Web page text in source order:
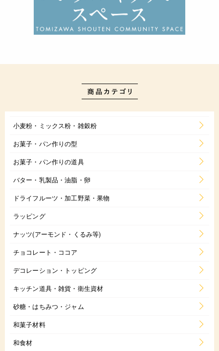
小麦粉・ミックス粉・雑穀粉
お菓子・パン作りの型
お菓子・パン作りの道具
バター・乳製品・油脂・卵
ドライフルーツ・加工野菜・果物
ラッピング
ナッツ(アーモンド・くるみ等)
チョコレート・ココア
デコレーション・トッピング
キッチン道具・雑貨・衛生資材
砂糖・はちみつ・ジャム
和菓子材料
和食材